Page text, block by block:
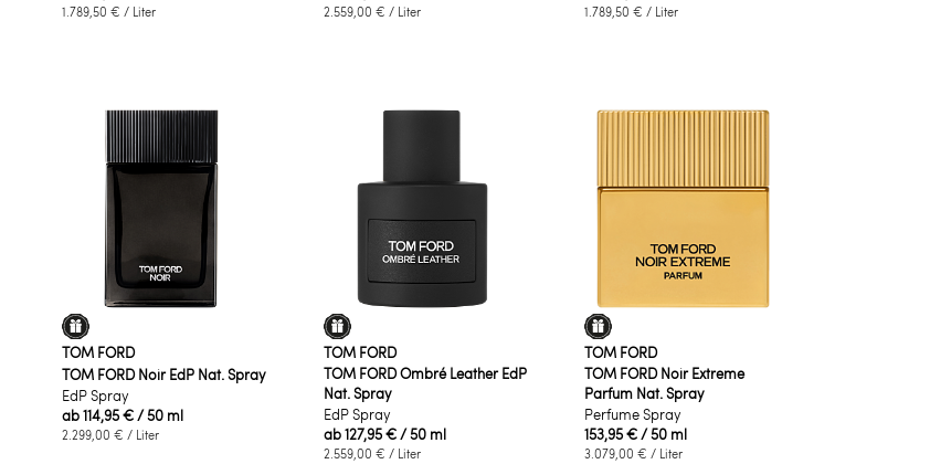
1.789,50 € / Liter 2.559,00 € / Liter 1.789,50 € / Liter
TOM FORD
TOM FORD Noir EdP Nat. Spray
EdP Spray
ab114,95 €/ 50 ml
2.299,00 € / Liter
TOM FORD
TOM FORD Ombré Leather EdP
Nat. Spray
EdP Spray
ab127,95 €/ 50 ml
2.559,00 € / Liter
TOM FORD
TOM FORD Noir Extreme
Parfum Nat. Spray
Perfume Spray
153,95 €/ 50 ml
3.079,00 € / Liter